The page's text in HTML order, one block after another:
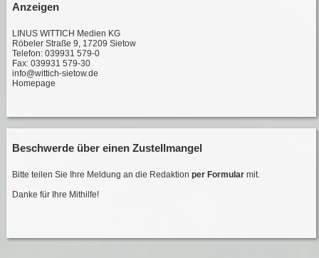
Anzeigen
LINUS WITTICH Medien KG
Röbeler Straße 9, 17209 Sietow
Telefon: 039931 579-0
Fax: 039931 579-30
info@wittich-sietow.de
Homepage
Beschwerde über einen Zustellmangel
Bitte teilen Sie Ihre Meldung an die Redaktion per Formularmit.
Danke für Ihre Mithilfe!